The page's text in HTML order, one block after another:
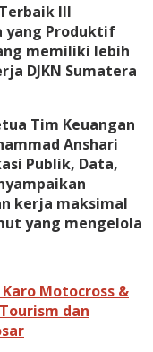
III
yang Produktif
memiliki lebih
DJKN Sumatera
Tim Keuangan
Anshari
Publik, Data,
kerja maksimal
yang mengelola
Motocross &
dan